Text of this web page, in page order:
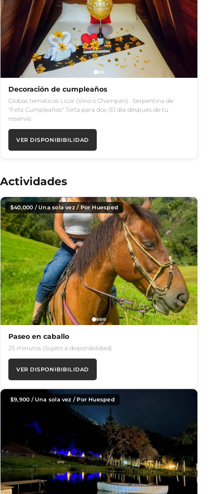
Decoración de cumpleaños
Globos tematicos Licor (Vino o Champán) Serpentina de
"Feliz Cumpleaños" Torta para dos (El día despues de tu
reserva)
VER DISPONIBIBILIDAD
Actividades
$40,000 / Una sola vez / Por Huesped
Paseo en caballo
25 minutos (Sujeto a disponibilidad)
VER DISPONIBIBILIDAD
$9,900 / Una sola vez / Por Huesped